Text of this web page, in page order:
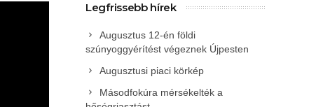
Legfrissebb hírek
Augusztus 12-én földi
szúnyoggyérítést végeznek Újpesten
Augusztusi piaci körkép
Másodfokúra mérsékelték a